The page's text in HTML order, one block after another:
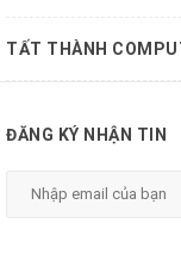
TẤT THÀNH
ĐĂNG KÝ NHẬN TIN